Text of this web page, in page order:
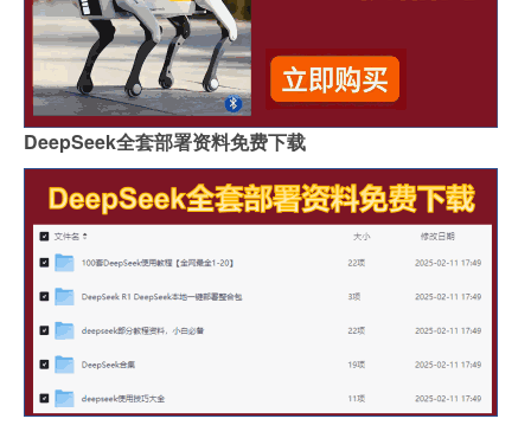
DeepSeek全套部署资料免费下载